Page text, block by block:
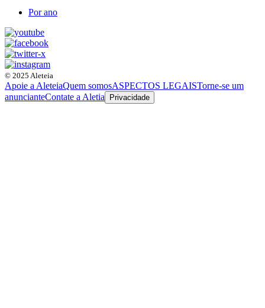
Por ano
© 2025 Aleteia
Apoie a AleteiaQuem somosASPECTOS LEGAISTorne-se um
anuncianteContate a Aletia Privacidade